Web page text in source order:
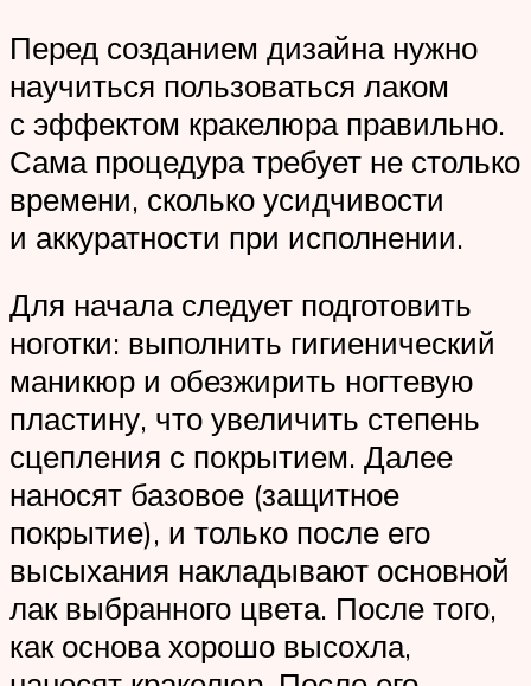
Перед созданием дизайна нужно
научиться пользоваться лаком
с эффектом кракелюра правильно.
Сама процедура требует не столько
времени, сколько усидчивости
и аккуратности при исполнении.
Для начала следует подготовить
ноготки: выполнить гигиенический
маникюр и обезжирить ногтевую
пластину, что увеличить степень
сцепления с покрытием. Далее
наносят базовое (защитное
покрытие), и только после его
высыхания накладывают основной
лак выбранного цвета. После того,
как основа хорошо высохла,